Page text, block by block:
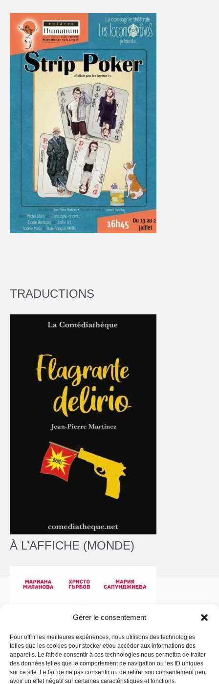
Gérer le consentement
Pour offrir les meilleures expériences, nous utilisons des technologies
telles que les cookies pour stocker et/ou accéder aux informations des
appareils. Le fait de consentir à ces technologies nous permettra de traiter
des données telles que le comportement de navigation ou les ID uniques
sur ce site. Le fait de ne pas consentir ou de retirer son consentement peut
avoir un effet négatif sur certaines caractéristiques et fonctions.
TRADUCTIONS
À L’AFFICHE (MONDE)
Politique de confidentialité - Copyright © 2026 La
Comédiathèque